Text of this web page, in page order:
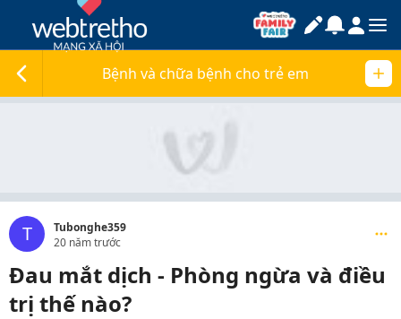
Bệnh và chữa bệnh cho trẻ em
T
Tubonghe359
20 năm trước
Đau mắt dịch - Phòng ngừa và điều
trị thế nào?